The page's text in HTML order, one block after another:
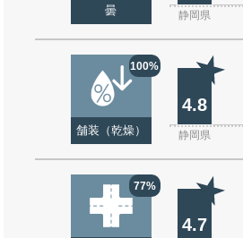
曇 静岡県
100%
舗装（乾燥）
4.8
静岡県
77%
4.7